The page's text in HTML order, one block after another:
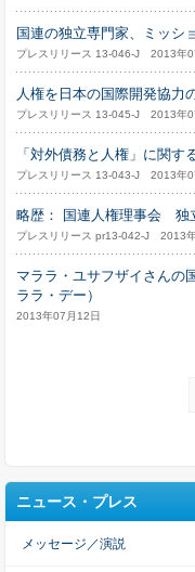
国連の独立専門家、ミッシ
プレスリリース 13-046-J 2013年
人権を日本の国際開発協力
プレスリリース 13-045-J 2013年
「対外債務と人権」に関
プレスリリース 13-043-J 2013年
略歴： 国連人権理事会 独
プレスリリース pr13-042-J 2013
マララ・ユサフザイさんの
ララ・デー）
2013年07月12日
ニュース・プレス
メッセージ／演説